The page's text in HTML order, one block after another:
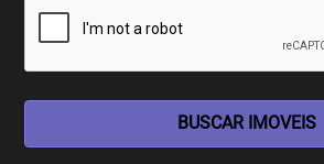
BUSCAR IMOVEIS